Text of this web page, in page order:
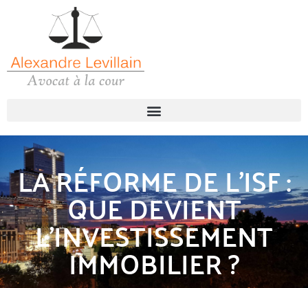
LA RÉFORME DE L’ISF :
QUE DEVIENT
L’INVESTISSEMENT
IMMOBILIER ?